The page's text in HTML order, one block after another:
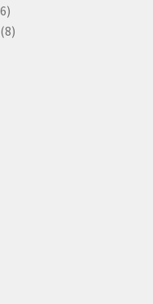
produktů
66
produktů
88